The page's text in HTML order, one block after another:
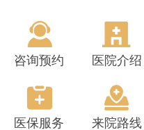
咨询预约 医院介绍
医保服务 来院路线